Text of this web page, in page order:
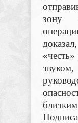
зону